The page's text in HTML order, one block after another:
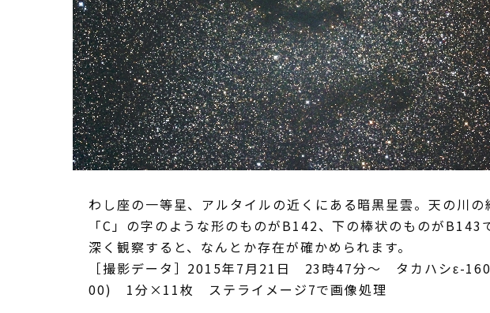
わし座の一等星、アルタイルの近くにある暗黒星雲。天の川
「C」の字のような形のものがB142、下の棒状のものが
深く観察すると、なんとか存在が確かめられます。
［撮影データ］2015年7月21日 23時47分～ タカハシε-
00) 1分×11枚 ステライメージ7で画像処理